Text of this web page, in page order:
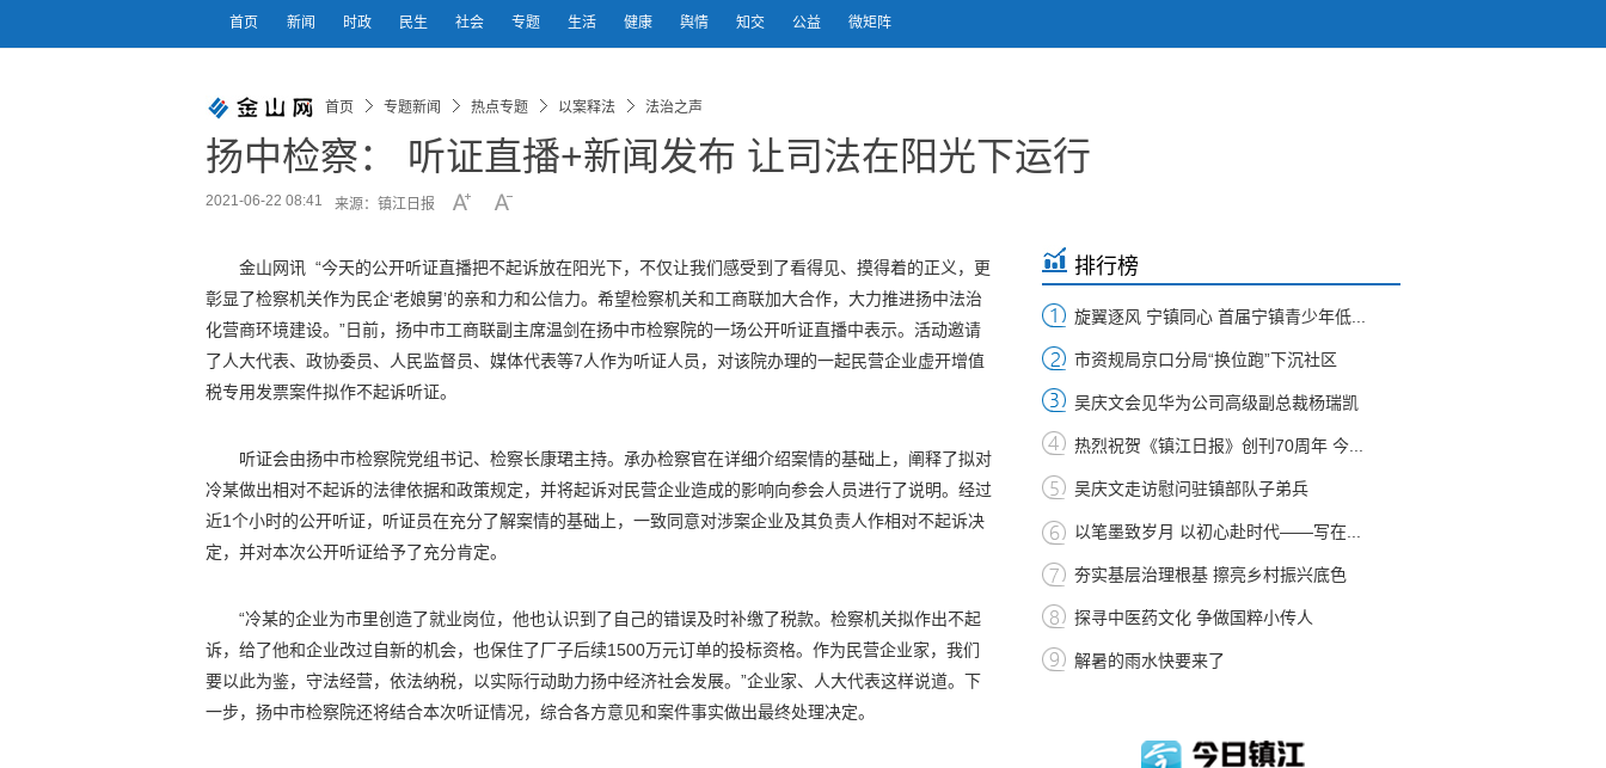
首页 新闻 时政 民生 社会 专题 生活 健康 舆情 知交 公益 微矩阵
首页 专题新闻 热点专题 以案释法 法治之声
扬中检察： 听证直播+新闻发布 让司法在阳光下运行
2021-06-22 08:41 来源：镇江日报
金山网讯 “今天的公开听证直播把不起诉放在阳光下，不仅让我们感受到了看得见、摸得着的正义，更
彰显了检察机关作为民企‘老娘舅’的亲和力和公信力。希望检察机关和工商联加大合作，大力推进扬中法治
化营商环境建设。”日前，扬中市工商联副主席温剑在扬中市检察院的一场公开听证直播中表示。活动邀请
了人大代表、政协委员、人民监督员、媒体代表等7人作为听证人员，对该院办理的一起民营企业虚开增值
税专用发票案件拟作不起诉听证。
听证会由扬中市检察院党组书记、检察长康珺主持。承办检察官在详细介绍案情的基础上，阐释了拟对
冷某做出相对不起诉的法律依据和政策规定，并将起诉对民营企业造成的影响向参会人员进行了说明。经过
近1个小时的公开听证，听证员在充分了解案情的基础上，一致同意对涉案企业及其负责人作相对不起诉决
定，并对本次公开听证给予了充分肯定。
“冷某的企业为市里创造了就业岗位，他也认识到了自己的错误及时补缴了税款。检察机关拟作出不起
诉，给了他和企业改过自新的机会，也保住了厂子后续1500万元订单的投标资格。作为民营企业家，我们
要以此为鉴，守法经营，依法纳税，以实际行动助力扬中经济社会发展。”企业家、人大代表这样说道。下
一步，扬中市检察院还将结合本次听证情况，综合各方意见和案件事实做出最终处理决定。
排行榜
旋翼逐风 宁镇同心 首届宁镇青少年低...
市资规局京口分局“换位跑”下沉社区
吴庆文会见华为公司高级副总裁杨瑞凯
热烈祝贺《镇江日报》创刊70周年 今...
吴庆文走访慰问驻镇部队子弟兵
以笔墨致岁月 以初心赴时代——写在...
夯实基层治理根基 擦亮乡村振兴底色
探寻中医药文化 争做国粹小传人
解暑的雨水快要来了